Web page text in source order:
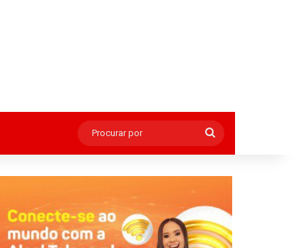
Procurar
por